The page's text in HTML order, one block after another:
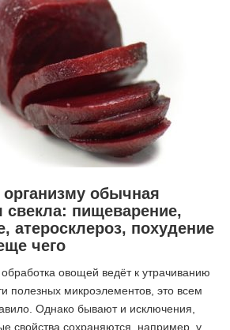
организму обычная
свекла: пищеварение,
атеросклероз, похудение
чего
овощей ведёт к утрачиванию
полезных микроэлементов, это всем
Однако бывают и исключения,
свойства сохраняются, например, у